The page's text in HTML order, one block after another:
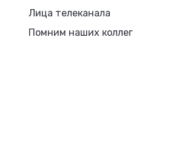
Лица телеканала
Помним наших коллег